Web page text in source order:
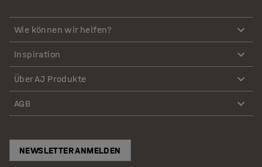
Wie können wir helfen?
Inspiration
Über AJ Produkte
AGB
NEWSLETTER ANMELDEN